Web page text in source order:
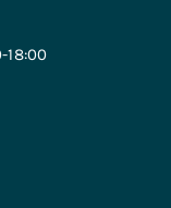
18:00